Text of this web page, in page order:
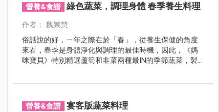
營養&食譜 綠色蔬菜，調理身體 春季養生料理
作者： 魏崇慧
俗話說的好，ㄧ年之際在於「春」，從養生保健的角度
來看，春季是身體淨化與調理的最佳時機，因此，《媽
咪寶貝》特別精選蘆筍和韭菜兩種最IN的季節蔬菜，製
營養&食譜 宴客版蔬菜料理